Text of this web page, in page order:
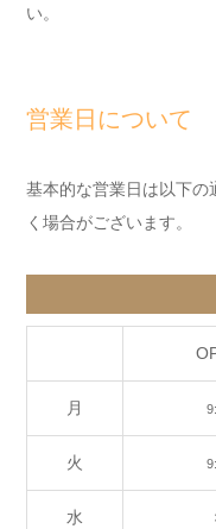
い。
営業日について
基本的な営業日は以下
く場合がございます。
月
火
水